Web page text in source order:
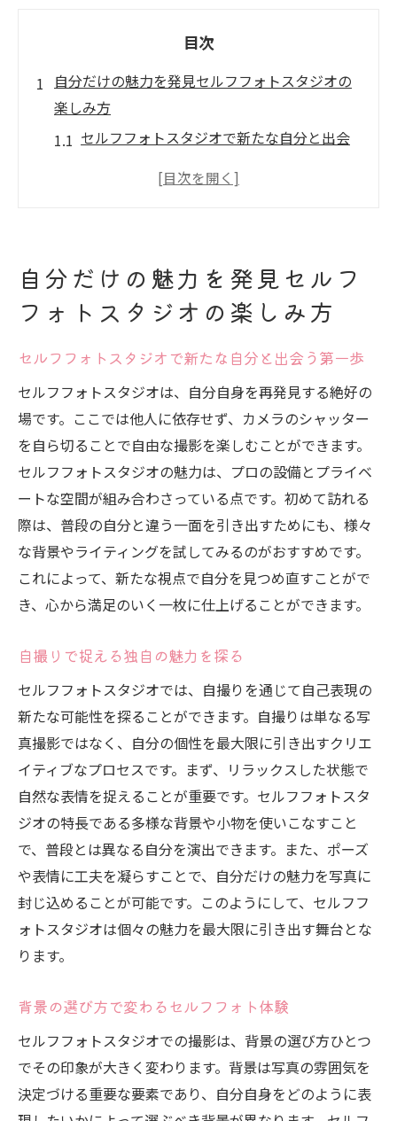
目次
自分だけの魅力を発見セルフフォトスタジオの
楽しみ方
セルフフォトスタジオで新たな自分と出会
自撮りで捉える独自の魅力を探る
セルフフォトスタジオでの準備と心構え
思い出に残る瞬間をセルフフォトで切り取
リラックスした表情をセルフフォトスタジオで
捉えよう
自然体の表情を引き出す撮影テクニック
セルフフォトスタジオで緊張をほぐす方法
自分のペースでシャッターを切るメリット
クリエイティブな背景でセルフフォトスタジオ
の魅力を引き立てる
背景選びでセルフフォトの雰囲気を変える
セルフフォトスタジオの背景で個性を演出
ア
セルフフォトスタジオで自然なポージングを楽
しむ秘訣
初心者でもできる自然なポージングのコツ
セルフフォトスタジオでポージングを練習
する方法
自分を魅力的に見せるポージングテクニッ
ク
セルフフォトで様々なポーズを試す楽しさ
ポージングに役立つセルフタイマーの活用
ポイント
自由なアングルでセルフフォトスタジオの可能
性を広げる
セルフフォトでアングルを工夫する基本
自分だけの魅力を発見セルフ
フォトスタジオの楽しみ方
セルフフォトスタジオで新たな自分と出会う第一歩
セルフフォトスタジオは、自分自身を再発見する絶好の
場です。ここでは他人に依存せず、カメラのシャッター
を自ら切ることで自由な撮影を楽しむことができます。
セルフフォトスタジオの魅力は、プロの設備とプライベ
ートな空間が組み合わさっている点です。初めて訪れる
際は、普段の自分と違う一面を引き出すためにも、様々
な背景やライティングを試してみるのがおすすめです。
これによって、新たな視点で自分を見つめ直すことがで
き、心から満足のいく一枚に仕上げることができます。
自撮りで捉える独自の魅力を探る
セルフフォトスタジオでは、自撮りを通じて自己表現の
新たな可能性を探ることができます。自撮りは単なる写
真撮影ではなく、自分の個性を最大限に引き出すクリエ
イティブなプロセスです。まず、リラックスした状態で
自然な表情を捉えることが重要です。セルフフォトスタ
ジオの特長である多様な背景や小物を使いこなすこと
で、普段とは異なる自分を演出できます。また、ポーズ
や表情に工夫を凝らすことで、自分だけの魅力を写真に
封じ込めることが可能です。このようにして、セルフフ
ォトスタジオは個々の魅力を最大限に引き出す舞台とな
ります。
背景の選び方で変わるセルフフォト体験
セルフフォトスタジオでの撮影は、背景の選び方ひとつ
でその印象が大きく変わります。背景は写真の雰囲気を
決定づける重要な要素であり、自分自身をどのように表